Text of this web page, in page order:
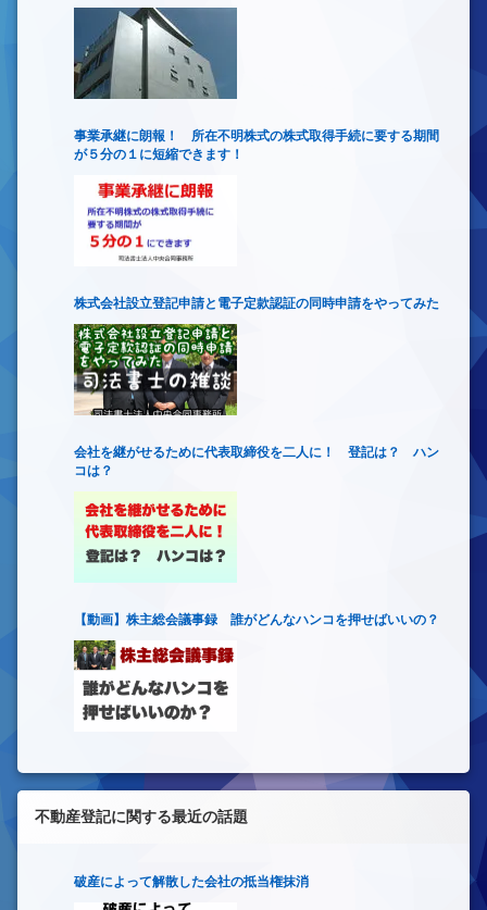
事業承継に朗報！ 所在不明株式の株式取得手続に要する期間
が５分の１に短縮できます！
株式会社設立登記申請と電子定款認証の同時申請をやってみた
会社を継がせるために代表取締役を二人に！ 登記は？ ハン
コは？
【動画】株主総会議事録 誰がどんなハンコを押せばいいの？
不動産登記に関する最近の話題
破産によって解散した会社の抵当権抹消